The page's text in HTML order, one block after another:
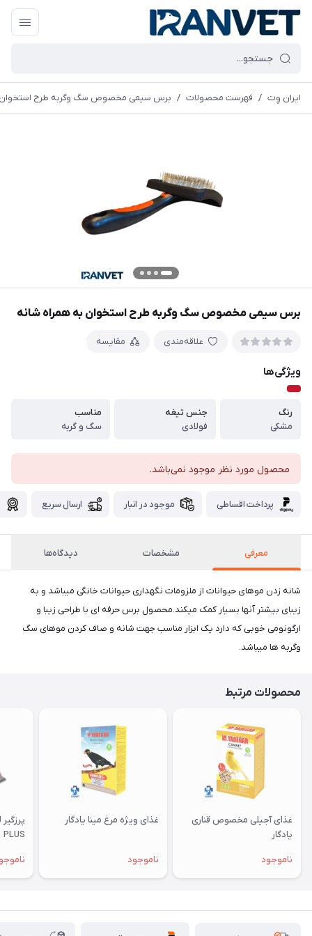
ایران وِت / فهرست محصولات / برس سیمی مخصوص سگ وگربه طرح استخوان
برس سیمی مخصوص سگ وگربه طرح استخوان به همراه شانه
علاقه‌مندی مقایسه
ویژگی‌ها
رنگ
مشکی
جنس تیغه
فولادی
مناسب
سگ و گربه
محصول مورد نظر موجود نمی‌باشد.
پرداخت اقساطی موجود در انبار ارسال سریع
معرفی مشخصات دیدگاه‌ها
شانه زدن موهای حیوانات از ملزومات نگهداری حیوانات خانگی میباشد و به
زیبای بیشتر آنها بسیار کمک میکند.محصول برس حرفه ای با طراحی زیبا و
ارگونومی خوبی که دارد یک ابزار مناسب جهت شانه و صاف کردن موهای سگ
وگربه ها میباشد.
محصولات مرتبط
غذای آجیلی مخصوص قناری
یادگار
ناموجود
غذای ویژه مرغ مینا یادگار
ناموجود
PLUS